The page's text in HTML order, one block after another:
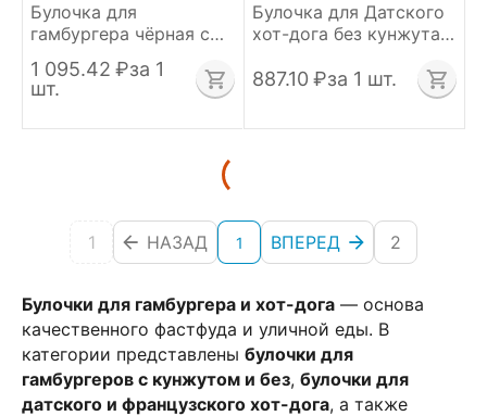
Булочки для гамбургера и хот-дога — основа
качественного фастфуда и уличной еды. В
категории представлены булочки для
гамбургеров с кунжутом и без, булочки для
датского и французского хот-дога, а также
Булочка для
гамбургера чёрная с
кунжутом
замороженная Ø125
мм 24 шт по 89 г
1 095.42 ₽за 1
шт.
Булочка для Датского
хот-дога без кунжута
887.10 ₽за 1 шт.
1 НАЗАД 1 ВПЕРЕД 2